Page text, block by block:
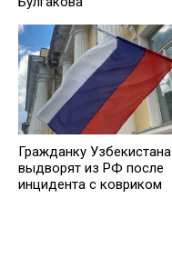
Гражданку Узбекистана
выдворят из РФ после
инцидента с ковриком